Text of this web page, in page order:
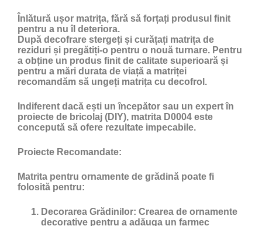
Înlătură ușor matrița, fără să forțați produsul finit
pentru a nu îl deteriora.
După decofrare stergeți și curățați matrița de
reziduri și pregătiți-o pentru o nouă turnare. Pentru
a obține un produs finit de calitate superioară și
pentru a mări durata de viață a matriței
recomandăm să ungeți matrița cu decofrol .
Indiferent dacă ești un începător sau un expert în
proiecte de bricolaj (DIY), matrita D0004 este
concepută să ofere rezultate impecabile.
Proiecte Recomandate:
Matrita pentru ornamente de grădină poate fi
folosită pentru:
Decorarea Grădinilor: Crearea de ornamente
decorative pentru a adăuga un farmec